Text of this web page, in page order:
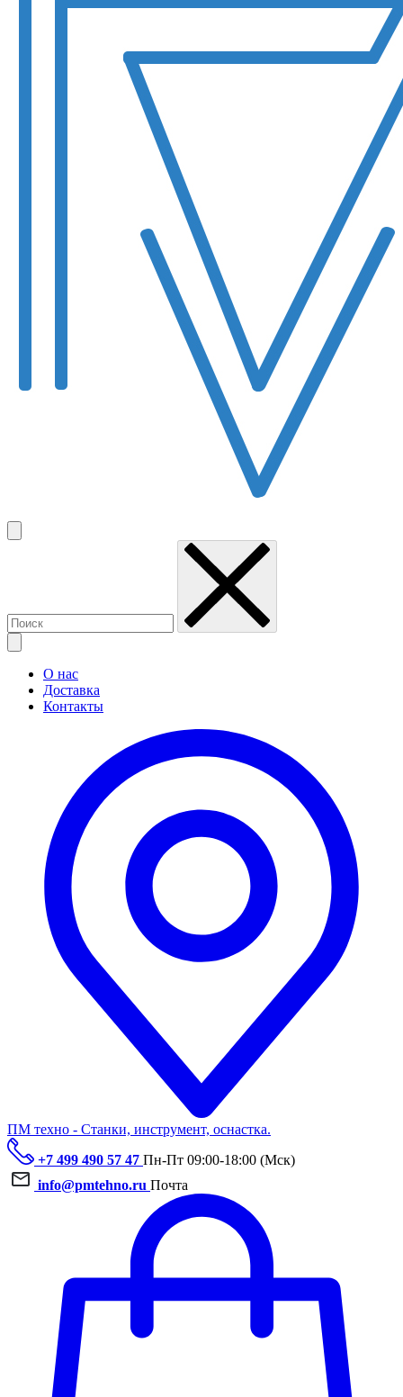
О нас
Доставка
Контакты
ПМ техно - Станки, инструмент, оснастка.
+7 499 490 57 47 Пн-Пт 09:00-18:00 (Мск)
info@pmtehno.ru Почта